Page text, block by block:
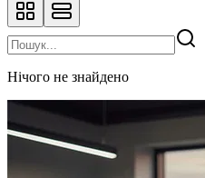
Нічого не знайдено